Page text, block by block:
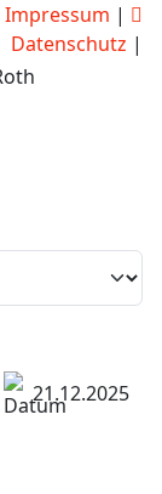
Impressum |
Datenschutz |
21.12.2025